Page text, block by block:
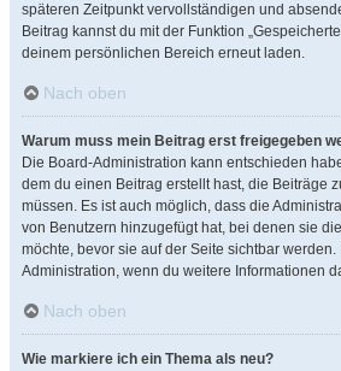
späteren Zeitpunkt vervollständigen und
Beitrag kannst du mit der Funktion
deinem persönlichen Bereich erneut laden.
Nach oben
Warum muss mein Beitrag erst freigegeben
Die Board-Administration kann entschieden
dem du einen Beitrag erstellt hast, die Beiträge
müssen. Es ist auch möglich, dass die
von Benutzern hinzugefügt hat, bei denen sie
möchte, bevor sie auf der Seite sichtbar
Administration, wenn du weitere Informationen
Nach oben
Wie markiere ich ein Thema als neu?